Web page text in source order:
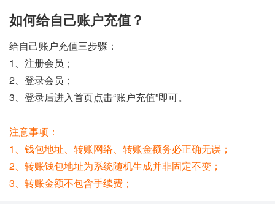
如何给自己账户充值？
给自己账户充值三步骤：
1、注册会员；
2、登录会员；
3、登录后进入首页点击“账户充值”即可。
注意事项：
1、钱包地址、转账网络、转账金额务必正确无误；
2、转账钱包地址为系统随机生成并非固定不变；
3、转账金额不包含手续费；